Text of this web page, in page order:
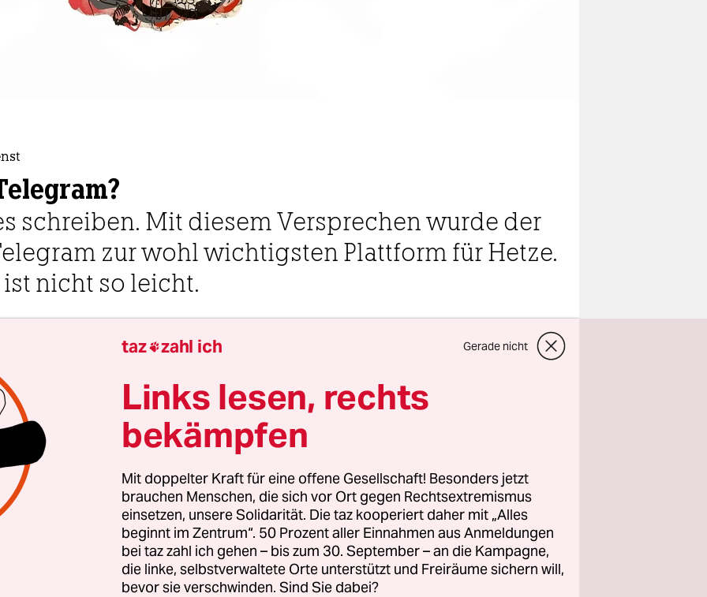
schreiben. Mit diesem Versprechen wurde der
zur wohl wichtigsten Plattform für Hetze.
nicht so leicht.
und Berlin Christian Jakob
der 26. März, gegen 1.30 Uhr morgens, als der Frachter
beladen mit Tausenden Containern, die Francis-Scott-
Brücke in Baltimore rammt e. Einer der wichtigsten Häfen
USA ist nun unbefahrbar, der Wiederaufbau wird Jahre
Zeitpunkt des Unglücks tobte in den USA der politische
von den Republikanern blockiertes Ukraine-Hilfspaket
taz zahl ich Gerade nicht
Links lesen, rechts
bekämpfen
Mit doppelter Kraft für eine offene Gesellschaft! Besonders jetzt
brauchen Menschen, die sich vor Ort gegen Rechtsextremismus
einsetzen, unsere Solidarität. Die taz kooperiert daher mit „Alles
beginnt im Zentrum“. 50 Prozent aller Einnahmen aus Anmeldungen
bei taz zahl ich gehen – bis zum 30. September – an die Kampagne,
die linke, selbstverwaltete Orte unterstützt und Freiräume sichern will,
bevor sie verschwinden. Sind Sie dabei?